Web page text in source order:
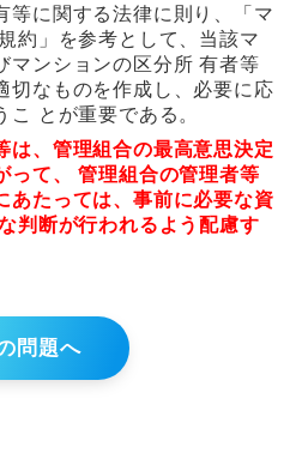
等に関する法律に則り、「マ
約」を参考として、当該マ
マンションの区分所 有者等
切なものを作成し、必要に応
こ とが重要である。
は、管理組合の最高意思決定
って、 管理組合の管理者等
あたっては、事前に必要な資
判断が行われるよう配慮す
問題へ